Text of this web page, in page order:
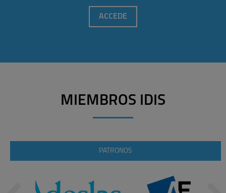
ACCEDE
MIEMBROS IDIS
PATRONOS